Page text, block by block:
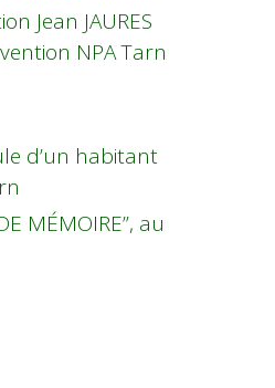
Jean JAURES
NPA Tarn
d’un habitant
MÉMOIRE”, au